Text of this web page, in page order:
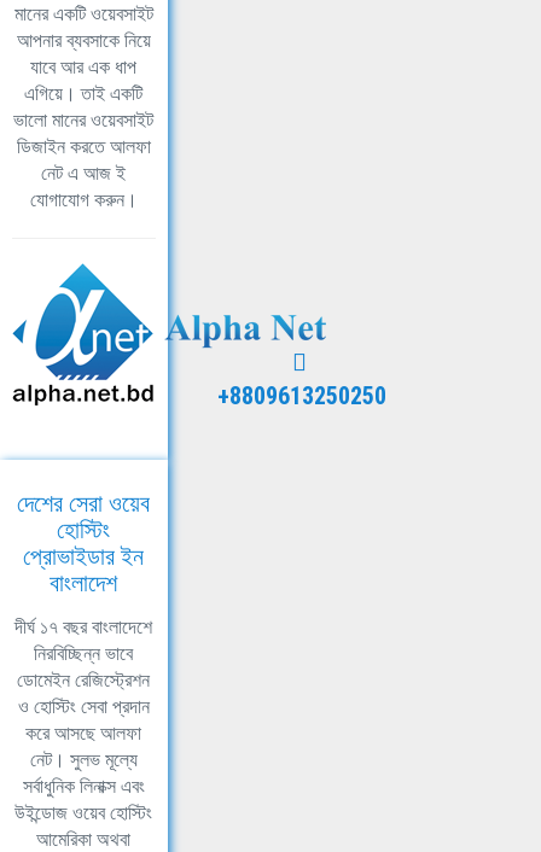
মানের একটি ওয়েবসাইট
আপনার ব্যবসাকে নিয়ে
যাবে আর এক ধাপ
এগিয়ে। তাই একটি
ভালো মানের ওয়েবসাইট
ডিজাইন করতে আলফা
নেট এ আজ ই
যোগাযোগ করুন।
+8809613250250
দেশের সেরা ওয়েব
হোস্টিং
প্রোভাইডার ইন
বাংলাদেশ
দীর্ঘ ১৭ বছর বাংলাদেশে
নিরবিচ্ছিন্ন ভাবে
ডোমেইন রেজিস্ট্রেশন
ও হোস্টিং সেবা প্রদান
করে আসছে আলফা
নেট। সুলভ মূল্যে
সর্বাধুনিক লিনাক্স এবং
উইন্ডোজ ওয়েব হোস্টিং
আমেরিকা অথবা